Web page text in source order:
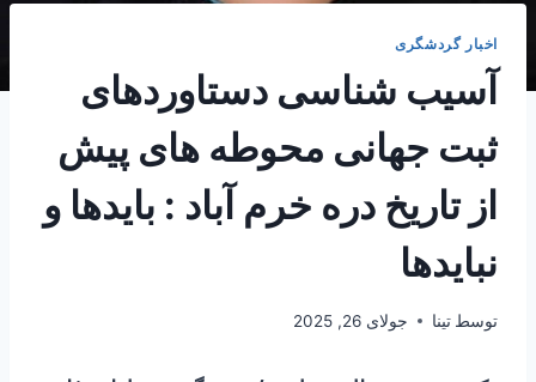
اخبار گردشگری
آسیب شناسی دستاوردهای
ثبت جهانی محوطه های پیش
از تاریخ دره خرم آباد : بایدها و
نبایدها
توسط تینا جولای 26, 2025